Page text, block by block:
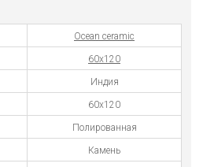
Ocean ceramic
60x120
Индия
60x120
Полированная
Камень